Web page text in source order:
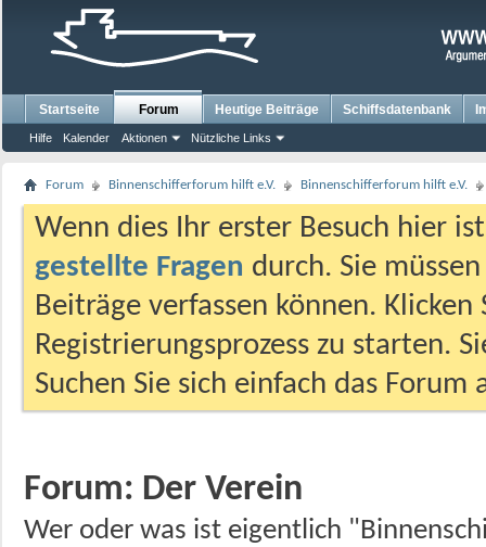
Startseite Forum
Hilfe Kalender Aktionen Nützliche Links
Heutige Beiträge Schiffsdatenbank
Forum Binnenschifferforum hilft e.V. Binnenschifferforum hilft e.V.
Wenn dies Ihr erster Besuch hier
gestellte Fragen durch. Sie
Beiträge verfassen können.
Registrierungsprozess zu starten.
Suchen Sie sich einfach das
Forum: Der Verein
Wer oder was ist eigentlich